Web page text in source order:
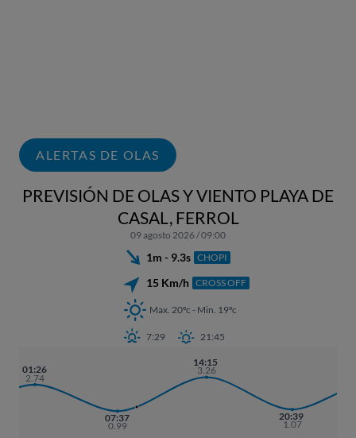
ALERTAS DE OLAS
PREVISIÓN DE OLAS Y VIENTO PLAYA DE
CASAL, FERROL
09 agosto 2026 / 09:00
1m - 9.3s CHOPI
15 Km/h CROSS OFF
Max. 20ºc - Min. 19ºc
7:29 21:45
01:26
2.74
07:37
0.99
14:15
3.26
20:39
1.07